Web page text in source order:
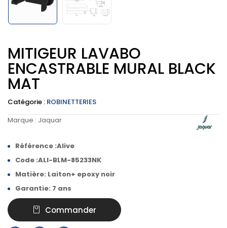
MITIGEUR LAVABO
ENCASTRABLE MURAL BLACK
MAT
Catégorie : ROBINETTERIES
Marque : Jaquar
Référence :Alive
Code :ALI-BLM-85233NK
Matière: Laiton+ epoxy noir
Garantie: 7 ans
Commander